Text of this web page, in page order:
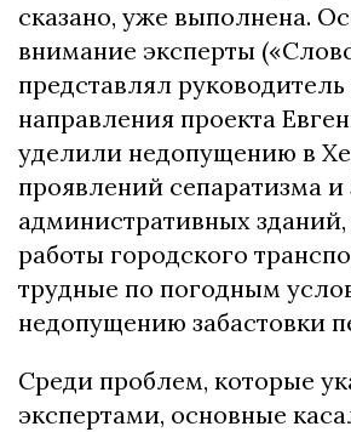
сказано, уже выполнена.
внимание эксперты
представлял
направления проекта
уделили недопущению в
проявлений сепаратизма и
административных
работы городского
трудные по погодным
недопущению забастовки
Среди проблем, которые
экспертами, основные